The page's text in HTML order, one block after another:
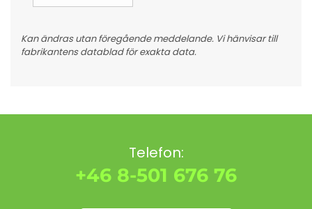
Kan ändras utan föregående meddelande. Vi hänvisar till
fabrikantens datablad för exakta data.
Telefon:
+46 8-501 676 76